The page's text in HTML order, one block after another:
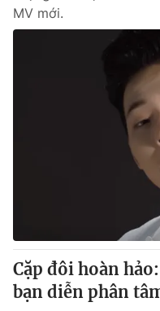
MV mới.
Cặp đôi hoàn
bạn diễn phân